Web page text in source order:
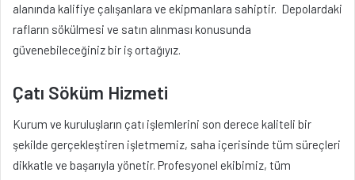
alanında kalifiye çalışanlara ve ekipmanlara sahiptir. Depolardaki
rafların sökülmesi ve satın alınması konusunda
güvenebileceğiniz bir iş ortağıyız.
Çatı Söküm Hizmeti
Kurum ve kuruluşların çatı işlemlerini son derece kaliteli bir
şekilde gerçekleştiren işletmemiz, saha içerisinde tüm süreçleri
dikkatle ve başarıyla yönetir. Profesyonel ekibimiz, tüm